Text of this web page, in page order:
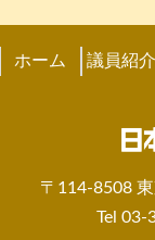
ホーム 議員紹介
〒114-8508
Tel